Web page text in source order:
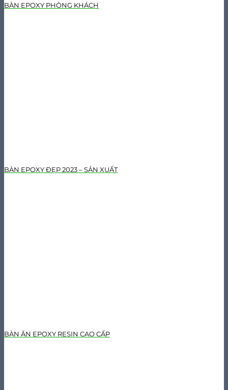
BÀN EPOXY PHÒNG KHÁCH
BÀN EPOXY ĐẸP 2023 – SẢN XUẤT
BÀN ĂN EPOXY RESIN CAO CẤP